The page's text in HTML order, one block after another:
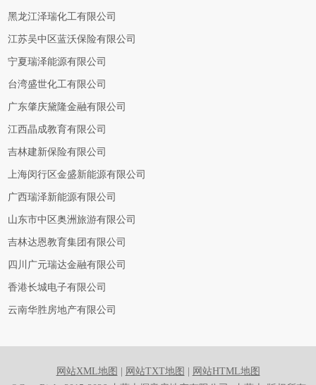
黑龙江泽瑞化工有限公司
江苏吴中区蓝沃保险有限公司
宁夏瑞泽能源有限公司
台湾盛世化工有限公司
广东肇庆黛隆金融有限公司
江西晶成教育有限公司
吉林建新保险有限公司
上海闵行区金盛新能源有限公司
广西瑞泽新能源有限公司
山东市中区奥洲旅游有限公司
吉林达恩教育集团有限公司
四川广元瑞达金融有限公司
香港长城电子有限公司
云南华胜房地产有限公司
网站XML地图 网站TXT地图
网站HTML地图